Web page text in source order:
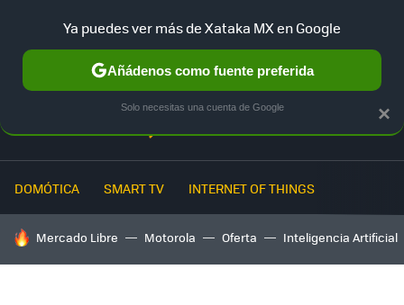
DOMÓTICA SMART TV INTERNET OF THINGS
HOY SE HABLA DE
Mercado Libre Motorola Oferta Inteligencia Artificial
×
Ya puedes ver más de Xataka MX en Google
Añádenos como fuente preferida
Solo necesitas una cuenta de Google